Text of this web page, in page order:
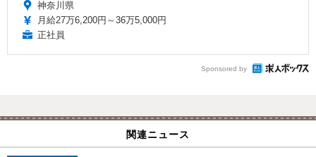
神奈川県
月給27万6,200円～36万5,000円
正社員
Sponsored by
関連ニュース